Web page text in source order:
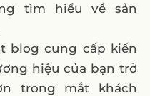
tìm hiểu về sản
blog cung cấp kiến
hiệu của bạn trở
trong mắt khách